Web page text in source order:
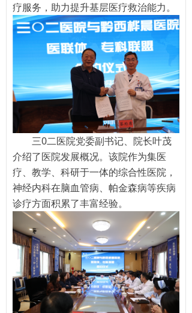
疗服务，助力提升基层医疗救治能力。
三0二医院党委副书记、院长叶茂
介绍了医院发展概况。该院作为集医
疗、教学、科研于一体的综合性医院，
神经内科在脑血管病、帕金森病等疾病
诊疗方面积累了丰富经验。